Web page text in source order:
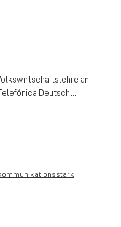
an
Deutschl...